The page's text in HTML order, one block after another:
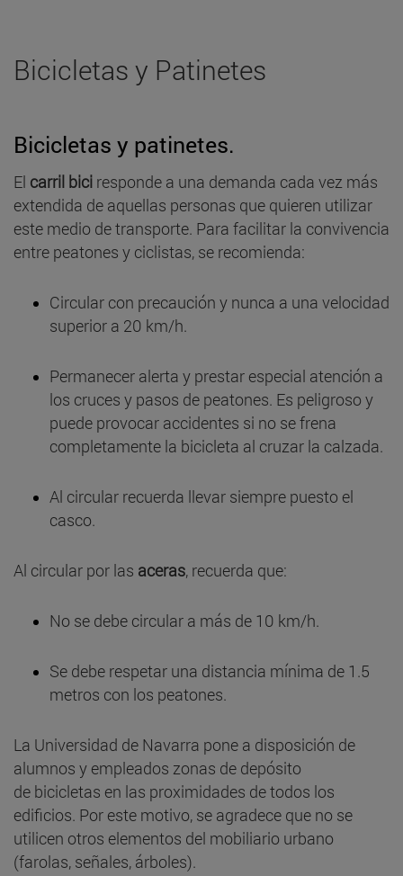
Bicicletas y Patinetes
Bicicletas y patinetes.
El carril bici responde a una demanda cada vez más
extendida de aquellas personas que quieren utilizar
este medio de transporte. Para facilitar la convivencia
entre peatones y ciclistas, se recomienda:
Circular con precaución y nunca a una velocidad
superior a 20 km/h.
Permanecer alerta y prestar especial atención a
los cruces y pasos de peatones. Es peligroso y
puede provocar accidentes si no se frena
completamente la bicicleta al cruzar la calzada.
Al circular recuerda llevar siempre puesto el
casco.
Al circular por las aceras, recuerda que:
No se debe circular a más de 10 km/h.
Se debe respetar una distancia mínima de 1.5
metros con los peatones.
La Universidad de Navarra pone a disposición de
alumnos y empleados zonas de depósito
de bicicletas en las proximidades de todos los
edificios. Por este motivo, se agradece que no se
utilicen otros elementos del mobiliario urbano
(farolas, señales, árboles).